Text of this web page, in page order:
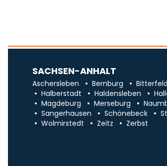
SACHSEN-ANHALT
Aschersleben Bernburg
Halberstadt
Haldensleben
Magdeburg
Merseburg
Sangerhausen
Schönebeck
Wolmirstedt
Zeitz Zerbst